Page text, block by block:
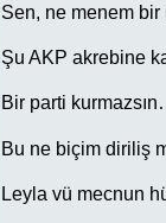
Sen, ne menem bir
Şu AKP akrebine
Bir parti
Bu ne biçim diriliş
Leyla vü mecnun